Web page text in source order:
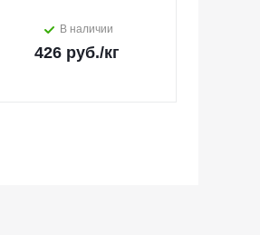
В наличии
426 руб./кг